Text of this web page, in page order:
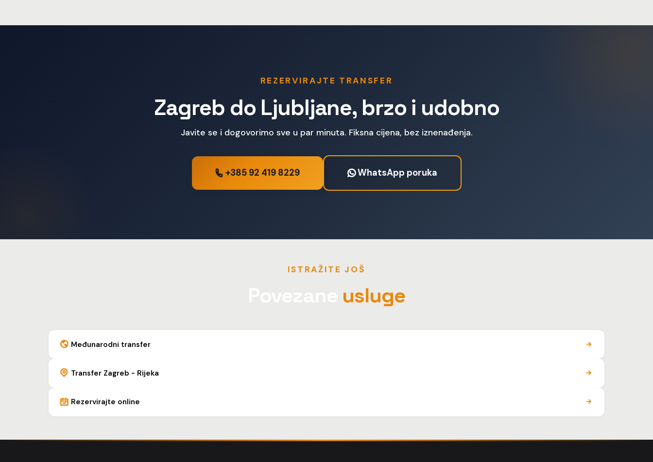
REZERVIRAJTE TRANSFER
Zagreb do Ljubljane, brzo i udobno
Javite se i dogovorimo sve u par minuta. Fiksna cijena, bez iznenađenja.
+385 92 419 8229 WhatsApp poruka
ISTRAŽITE JOŠ
usluge
Međunarodni transfer
Transfer Zagreb - Rijeka
Rezervirajte online